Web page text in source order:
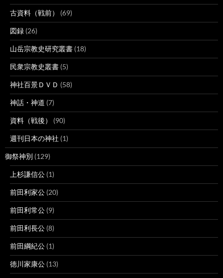
古資料（戦前） (69)
図録 (26)
山岳宗教史研究叢書 (18)
民衆宗教史叢書 (5)
神社百景ＤＶＤ (58)
神話・神道 (7)
資料（戦後） (90)
週刊日本の神社 (1)
御祭神別 (129)
上杉謙信公 (1)
前田利家公 (20)
前田利常公 (9)
前田利長公 (8)
前田綱紀公 (1)
徳川家康公 (13)